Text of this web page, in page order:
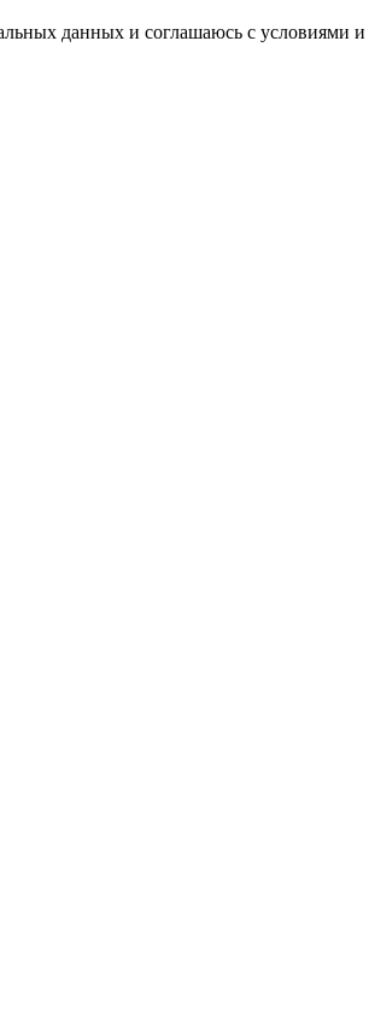
данных и соглашаюсь с условиями и